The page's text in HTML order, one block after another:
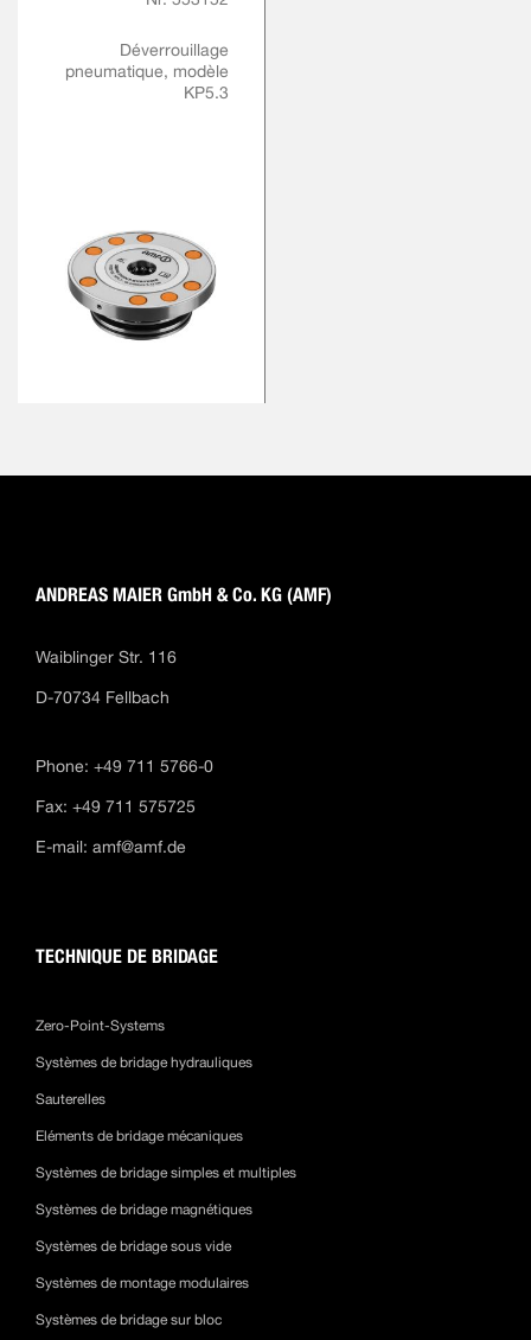
Déverrouillage
pneumatique, modèle
KP5.3
ANDREAS MAIER GmbH & Co. KG (AMF)
Waiblinger Str. 116
D-70734 Fellbach
Phone: +49 711 5766-0
Fax: +49 711 575725
E-mail: amf@amf.de
TECHNIQUE DE BRIDAGE
Zero-Point-Systems
Systèmes de bridage hydrauliques
Sauterelles
Eléments de bridage mécaniques
Systèmes de bridage simples et multiples
Systèmes de bridage magnétiques
Systèmes de bridage sous vide
Systèmes de montage modulaires
Systèmes de bridage sur bloc